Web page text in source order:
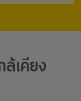
เคียง